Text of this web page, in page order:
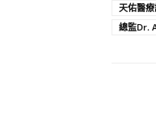
天佑醫
總監Dr.